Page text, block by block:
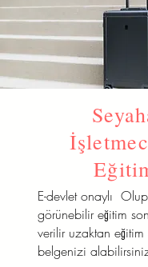
E-devlet onaylı
görünebilir eğitim
verilir uzaktan eğitim
belgenizi